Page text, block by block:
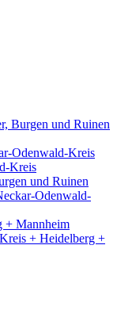
Burgen und Ruinen
Odenwald-Kreis
Kreis
und Ruinen
Odenwald-
+ Mannheim
+ Heidelberg +